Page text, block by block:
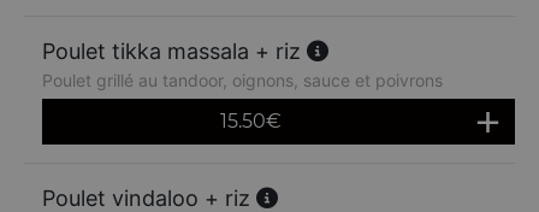
Poulet tikka massala + riz
Poulet grillé au tandoor, oignons, sauce et poivrons
15.50€
Poulet vindaloo + riz